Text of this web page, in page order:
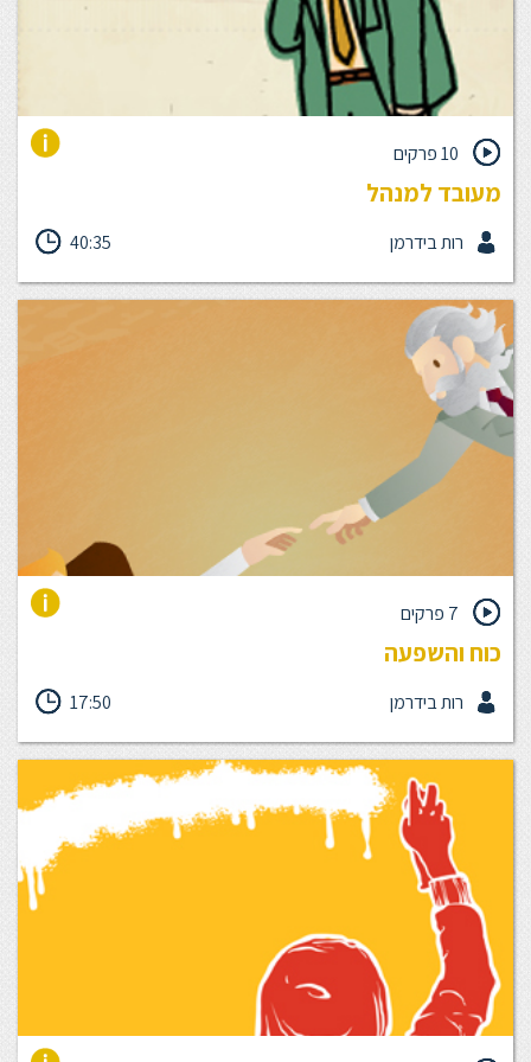
10 פרקים
מעובד למנהל
כניסה לתפקיד ניהולי ראשון היא מרגשת מאתגרת ומספקת, אולם לצד
הסיפוק עולים החששות לנוכח הציפיות ממך וההתמודדות עם סביבה
חדשה ותנאי משחק החדשים לך. מרבית המנהלים מספרים שאת רוב
הטעויות הניהוליות עשו בשנה הראשונה...אז איך עושים את המעבר
הזה מלהיות עובד לניהול? מה קורה אם פתאום עליך לנהל אנשים
שבעבר היו קולגות שלך? איך מתמודדים עם התהליך המורכב של
הכניסה לתפקיד? ביחידה זו נספק לך את אבני הדרך ואת הכלים
הנדרשים על מנת לצלוח את המעבר בהצלחה.
40:35 רות בידרמן
7 פרקים
כוח והשפעה
מצד אחד יש לך את האחריות לעשיה של אחרים, לייצר השפעה
מכוונת, להשפיע ,להבין ולהסכים לגבי המשימות שיש לבצע ואיך צריך
לפעול , ומצד שני יש לך את הסמכות לנתב את כל התהליך. האם ניתן
להימנע משימוש יתר בסמכות וכח? זהו האתגר שאיתו מנהלים נדרשים
להתמודד יום יום. ביחידה זו נבין את ההבדלים שבין שכנוע לבין השפעה
ונפעל על מנת לייצר השפעה.
17:50 רות בידרמן